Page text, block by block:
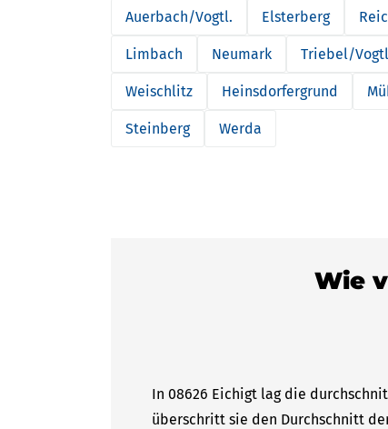
Auerbach/Vogtl. Elsterberg
Limbach Neumark Triebel/
Weischlitz Heinsdorfergrund
Steinberg Werda
Wie
In 08626 Eichigt lag die
überschritt sie den Durchschnitt der